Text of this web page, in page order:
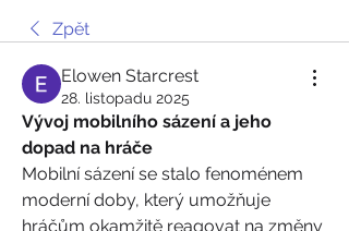
Zpět
Elowen Starcrest
28. listopadu 2025
Vývoj mobilního sázení a jeho
dopad na hráče
Mobilní sázení se stalo fenoménem
moderní doby, který umožňuje
hráčům okamžitě reagovat na změny